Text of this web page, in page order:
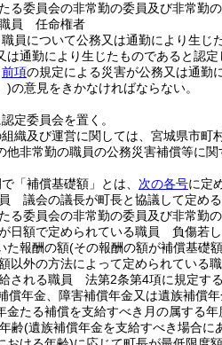
る委員会の非常勤の委員及び非常勤
員 任命権者
員について公務又は通勤により生じ
は通勤により生じたものであると認
前項の規定による災害が公務又は通勤
)の意見をきかなければならない。
定委員会を置く。
織及び運営に関しては、宮城県市町
他非常勤の職員の公務災害補償等に関
「補償基礎額」とは、 次の各号に定
議会の議長が町長と協議して定め
る委員会の非常勤の委員及び非常勤
日額で定められている職員 負傷若
た報酬の額(その報酬の額が補償基礎
以外の方法によって定められている
される職員 法第2条第4項に規定す
償年金、障害補償年金又は遺族補償年
金たる補償を支給すべき月の属する年
齢(遺族補償年金を支給すべき場合に